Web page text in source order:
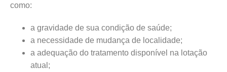
como:
a gravidade de sua condição de saúde;
a necessidade de mudança de localidade;
a adequação do tratamento disponível na lotação
atual;